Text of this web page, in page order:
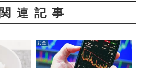
関連記事
お金